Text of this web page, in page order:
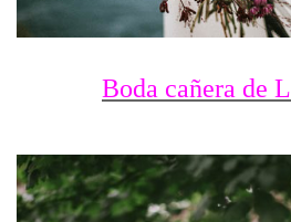
Boda cañera de